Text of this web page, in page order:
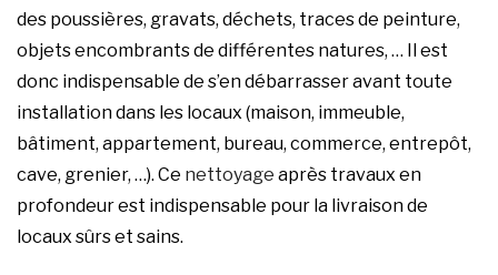
des poussières, gravats, déchets, traces de peinture,
objets encombrants de différentes natures, … Il est
donc indispensable de s’en débarrasser avant toute
installation dans les locaux (maison, immeuble,
bâtiment, appartement, bureau, commerce, entrepôt,
cave, grenier, …). Ce nettoyage après travaux en
profondeur est indispensable pour la livraison de
locaux sûrs et sains.